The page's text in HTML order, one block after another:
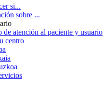
si...
sobre ...
de atención al paciente y usuario
centro